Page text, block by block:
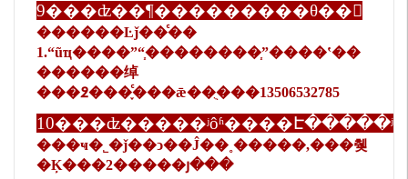
9���ʣ��¶���������θ��
������Ŀǰ��ͨ��
1.“ũҵ����”“֧��������”֧����ʽ��
������绰
���߶���֪ͨ���ǣ��ֻ���13506532785
���ҹ�˾�ǰ��ͻ��Ĵ��˳�����,���췢
�Ķ���2�����յ���